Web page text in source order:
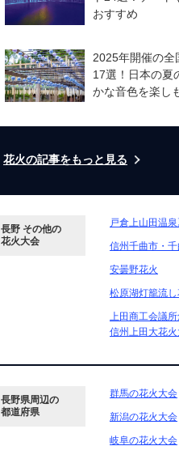
おすすめ
2025年開催の全
17選！日本の夏
かな音色を楽し
花火の記事をもっと見る
長野 その他の
花火大会
戸倉上山田温
信州千曲市・
安曇野花火
松原湖灯籠流
上田商工会議
信州上田大花
長野県周辺の
都道府県
群馬の花火大会
新潟の花火大会
岐阜の花火大会